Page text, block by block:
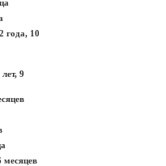
года, 10
лет, 9
месяцев